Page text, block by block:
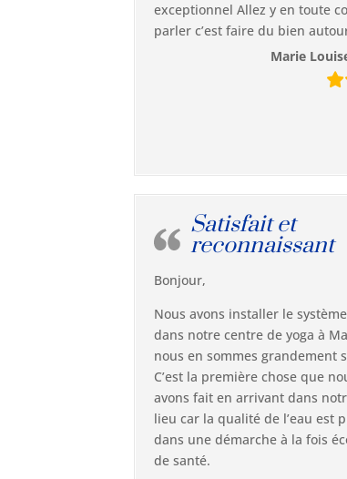
exceptionnel Allez y en toute
parler c’est faire du bien
Marie
Satisfait et
reconnaissant
Bonjour,
Nous avons installer le
dans notre centre de yoga à
nous en sommes grandement
C’est la première chose que
avons fait en arrivant dans
lieu car la qualité de l’eau est
dans une démarche à la fois
de santé.